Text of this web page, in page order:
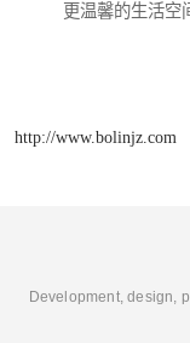
更温馨的生活空
http://www.bolinjz.com
Development, design,